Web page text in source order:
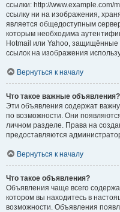
ссылки: http://www.example.com/
ссылку ни на изображения,
является общедоступным
которым необходима
Hotmail или Yahoo, защищённые
ссылок на изображения
Вернуться к началу
Что такое важные объявления?
Эти объявления содержат
по возможности. Они
личном разделе. Права на
предоставляются
Вернуться к началу
Что такое объявления?
Объявления чаще всего
котором вы находитесь в
возможности. Объявления